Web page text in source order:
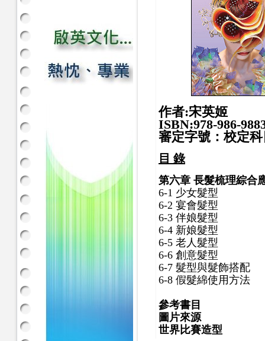
作者:宋英姬
ISBN:978-986-
審定字號：校定
目 錄
第六章 長髮梳理綜合
6-1 少女髮型
6-2 宴會髮型
6-3 伴娘髮型
6-4 新娘髮型
6-5 老人髮型
6-6 創意髮型
6-7 髮型與髮飾搭配
6-8 假髮綿使用方法
參考書目
圖片來源
世界比賽造型